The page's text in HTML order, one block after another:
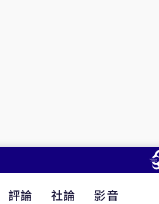
評論 社論 影音